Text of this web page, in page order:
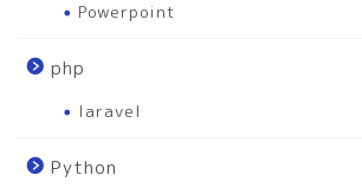
Powerpoint
php
laravel
Python